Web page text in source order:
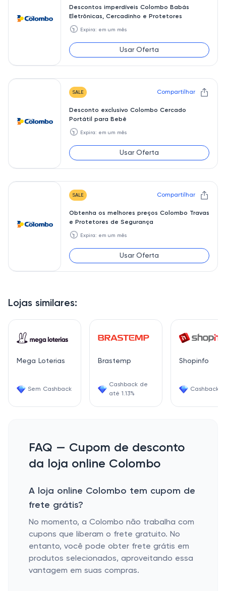
Lojas similares:
Mega Loterias
Sem Cashback
Brastemp
Cashback de
até 1.13%
Shopinfo
Cashback
Descontos imperdíveis Colombo Babás
Eletrônicas, Cercadinho e Protetores
🕥 Expira: em um mês
Usar Oferta
SALE Compartilhar
Desconto exclusivo Colombo Cercado
Portátil para Bebê
🕥 Expira: em um mês
Usar Oferta
SALE Compartilhar
Obtenha os melhores preços Colombo Travas
e Protetores de Segurança
🕥 Expira: em um mês
Usar Oferta
FAQ — Cupom de desconto
da loja online Colombo
A loja online Colombo tem cupom de
frete grátis?
No momento, a Colombo não trabalha com
cupons que liberam o frete gratuito. No
entanto, você pode obter frete grátis em
produtos selecionados, aproveitando essa
vantagem em suas compras.